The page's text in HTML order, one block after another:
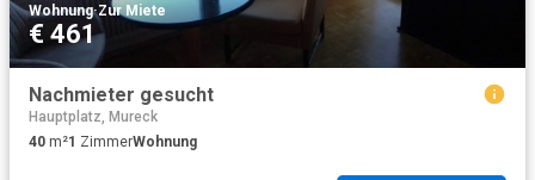
Wohnung·Zur Miete
€ 461
Nachmieter gesucht
Hauptplatz, Mureck
40 m²1 ZimmerWohnung